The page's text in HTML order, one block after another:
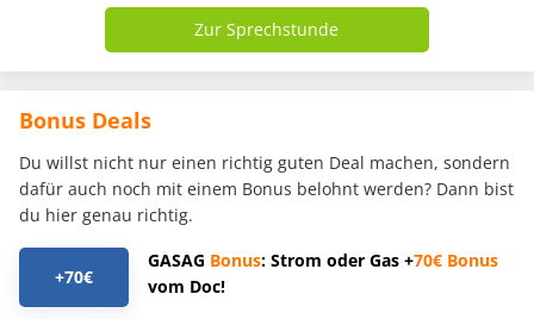
Zur Sprechstunde
Bonus Deals
Du willst nicht nur einen richtig guten Deal machen, sondern
dafür auch noch mit einem Bonus belohnt werden? Dann bist
du hier genau richtig.
+70€
GASAG Bonus: Strom oder Gas +70€ Bonus
vom Doc!